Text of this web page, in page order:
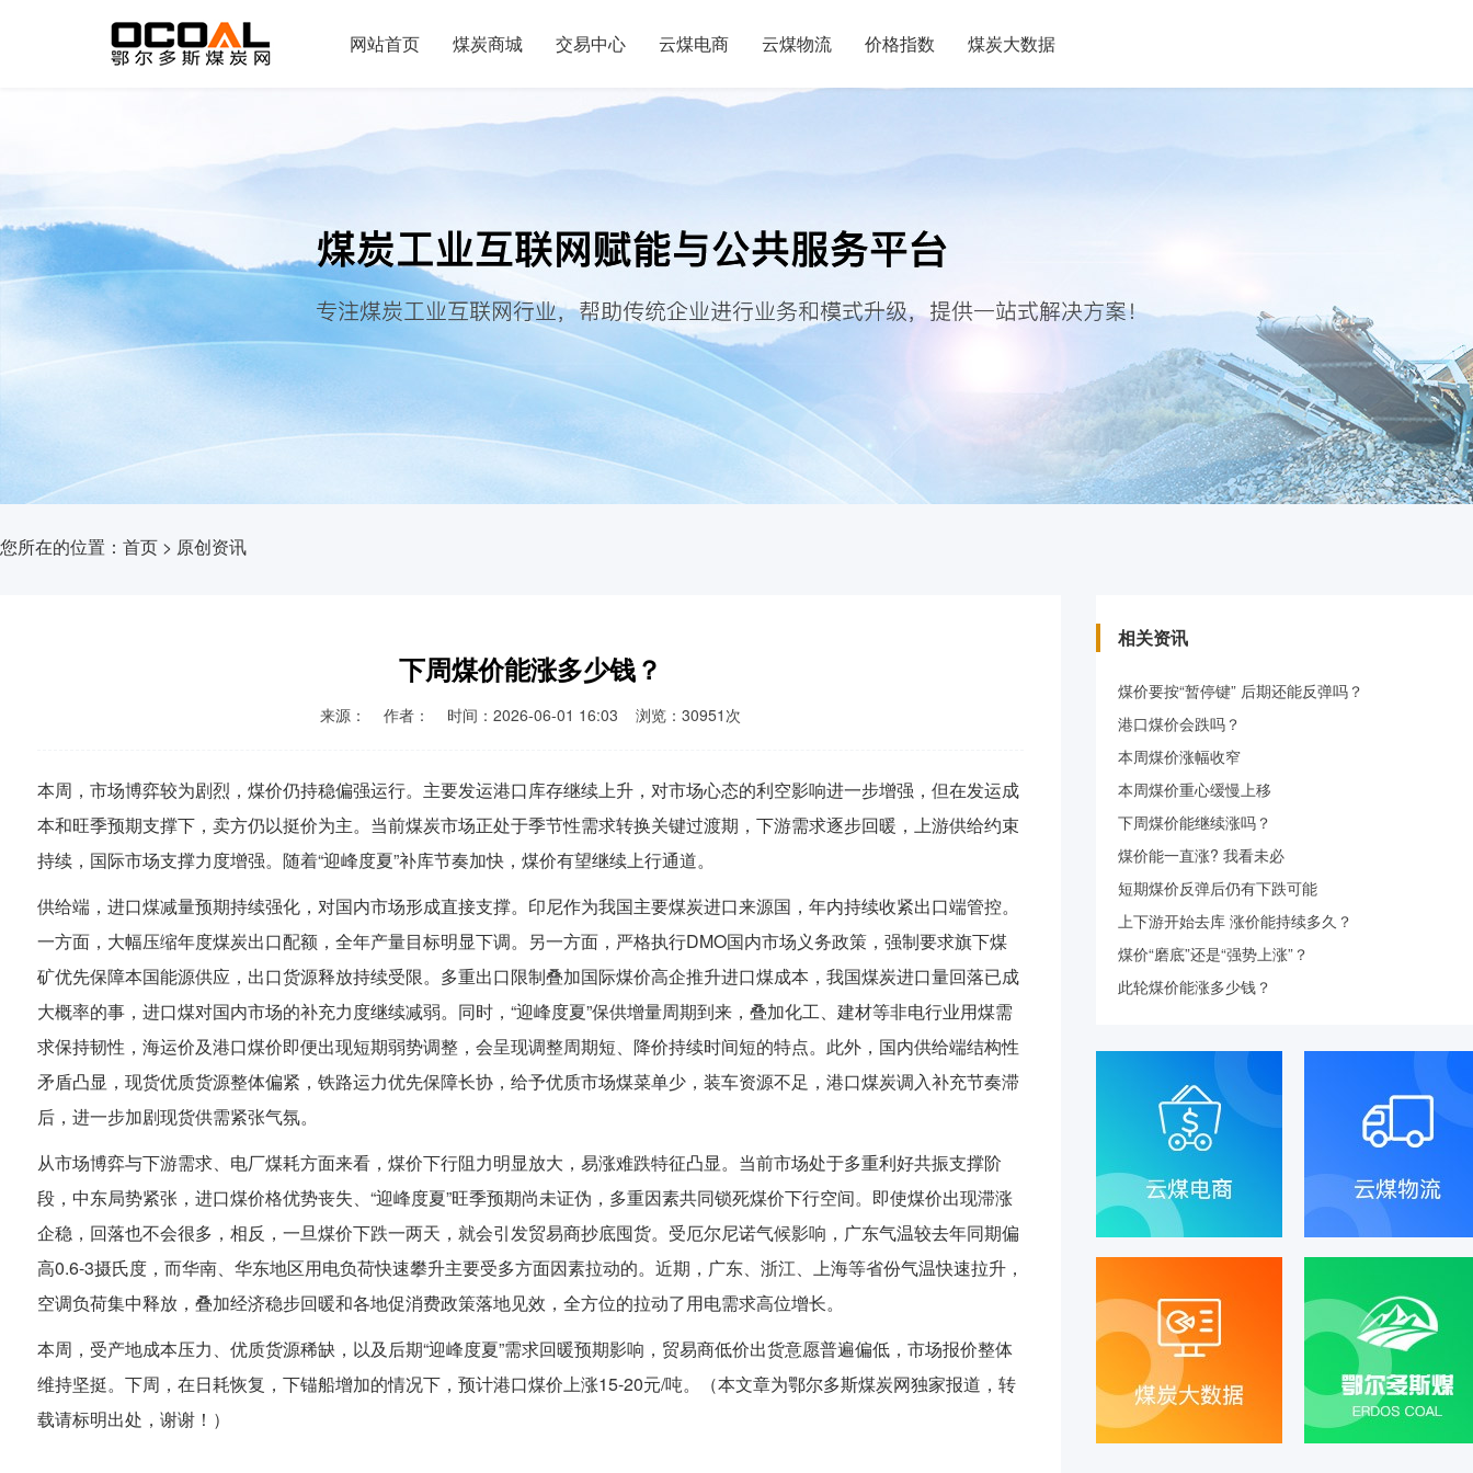
网站首页 煤炭商城 交易中心 云煤电商 云煤物流 价格指数 煤炭大数据
您所在的位置： 首页 > 原创资讯
下周煤价能涨多少钱？
来源： 作者： 时间：2026-06-01 16:03 浏览：30951次
本周，市场博弈较为剧烈，煤价仍持稳偏强运行。主要发运港口库存继续上升，对市场心态的利空影响进一步增强，但在发运成
本和旺季预期支撑下，卖方仍以挺价为主。当前煤炭市场正处于季节性需求转换关键过渡期，下游需求逐步回暖，上游供给约束
持续，国际市场支撑力度增强。随着“迎峰度夏”补库节奏加快，煤价有望继续上行通道。
供给端，进口煤减量预期持续强化，对国内市场形成直接支撑。印尼作为我国主要煤炭进口来源国，年内持续收紧出口端管控。
一方面，大幅压缩年度煤炭出口配额，全年产量目标明显下调。另一方面，严格执行DMO国内市场义务政策，强制要求旗下煤
矿优先保障本国能源供应，出口货源释放持续受限。多重出口限制叠加国际煤价高企推升进口煤成本，我国煤炭进口量回落已成
大概率的事，进口煤对国内市场的补充力度继续减弱。同时，“迎峰度夏”保供增量周期到来，叠加化工、建材等非电行业用煤需
求保持韧性，海运价及港口煤价即便出现短期弱势调整，会呈现调整周期短、降价持续时间短的特点。此外，国内供给端结构性
矛盾凸显，现货优质货源整体偏紧，铁路运力优先保障长协，给予优质市场煤菜单少，装车资源不足，港口煤炭调入补充节奏滞
后，进一步加剧现货供需紧张气氛。
从市场博弈与下游需求、电厂煤耗方面来看，煤价下行阻力明显放大，易涨难跌特征凸显。当前市场处于多重利好共振支撑阶
段，中东局势紧张，进口煤价格优势丧失、“迎峰度夏”旺季预期尚未证伪，多重因素共同锁死煤价下行空间。即使煤价出现滞涨
企稳，回落也不会很多，相反，一旦煤价下跌一两天，就会引发贸易商抄底囤货。受厄尔尼诺气候影响，广东气温较去年同期偏
高0.6-3摄氏度，而华南、华东地区用电负荷快速攀升主要受多方面因素拉动的。近期，广东、浙江、上海等省份气温快速拉升，
空调负荷集中释放，叠加经济稳步回暖和各地促消费政策落地见效，全方位的拉动了用电需求高位增长。
本周，受产地成本压力、优质货源稀缺，以及后期“迎峰度夏”需求回暖预期影响，贸易商低价出货意愿普遍偏低，市场报价整体
维持坚挺。下周，在日耗恢复，下锚船增加的情况下，预计港口煤价上涨15-20元/吨。（本文章为鄂尔多斯煤炭网独家报道，转
载请标明出处，谢谢！）
相关资讯
煤价要按“暂停键” 后期还能反弹吗？
港口煤价会跌吗？
本周煤价涨幅收窄
本周煤价重心缓慢上移
下周煤价能继续涨吗？
煤价能一直涨? 我看未必
短期煤价反弹后仍有下跌可能
上下游开始去库 涨价能持续多久？
煤价“磨底”还是“强势上涨”？
此轮煤价能涨多少钱？